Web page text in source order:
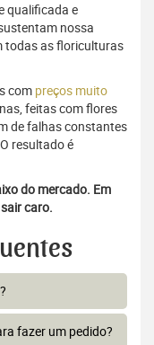
qualificada e
nossa
todas as floriculturas
com preços muito
feitas com flores
de falhas constantes
resultado é
do mercado. Em
caro.
fazer um pedido?